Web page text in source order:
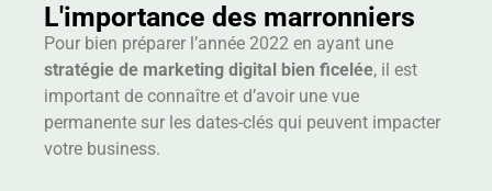
L'importance des marronniers
Pour bien préparer l’année 2022 en ayant une
stratégie de marketing digital bien ficelée, il est
important de connaître et d’avoir une vue
permanente sur les dates-clés qui peuvent impacter
votre business.